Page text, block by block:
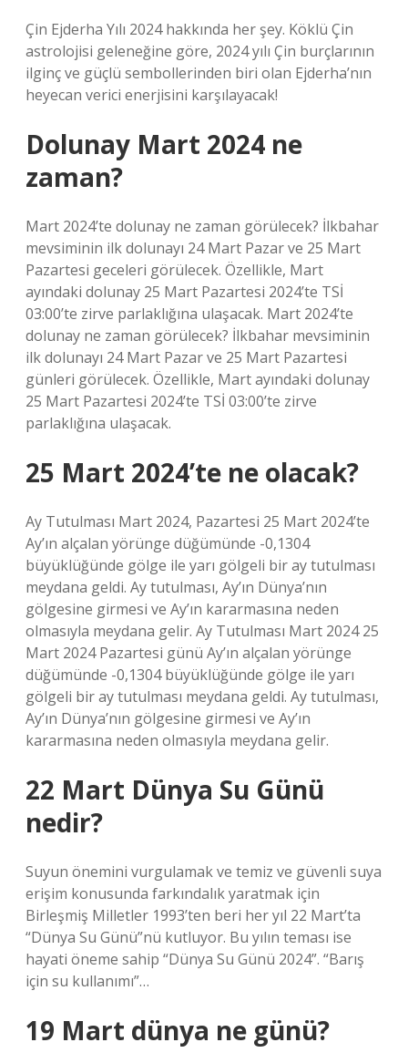
Çin Ejderha Yılı 2024 hakkında her şey. Köklü Çin
astrolojisi geleneğine göre, 2024 yılı Çin burçlarının
ilginç ve güçlü sembollerinden biri olan Ejderha’nın
heyecan verici enerjisini karşılayacak!
Dolunay Mart 2024 ne
zaman?
Mart 2024’te dolunay ne zaman görülecek? İlkbahar
mevsiminin ilk dolunayı 24 Mart Pazar ve 25 Mart
Pazartesi geceleri görülecek. Özellikle, Mart
ayındaki dolunay 25 Mart Pazartesi 2024’te TSİ
03:00’te zirve parlaklığına ulaşacak. Mart 2024’te
dolunay ne zaman görülecek? İlkbahar mevsiminin
ilk dolunayı 24 Mart Pazar ve 25 Mart Pazartesi
günleri görülecek. Özellikle, Mart ayındaki dolunay
25 Mart Pazartesi 2024’te TSİ 03:00’te zirve
parlaklığına ulaşacak.
25 Mart 2024’te ne olacak?
Ay Tutulması Mart 2024, Pazartesi 25 Mart 2024’te
Ay’ın alçalan yörünge düğümünde -0,1304
büyüklüğünde gölge ile yarı gölgeli bir ay tutulması
meydana geldi. Ay tutulması, Ay’ın Dünya’nın
gölgesine girmesi ve Ay’ın kararmasına neden
olmasıyla meydana gelir. Ay Tutulması Mart 2024 25
Mart 2024 Pazartesi günü Ay’ın alçalan yörünge
düğümünde -0,1304 büyüklüğünde gölge ile yarı
gölgeli bir ay tutulması meydana geldi. Ay tutulması,
Ay’ın Dünya’nın gölgesine girmesi ve Ay’ın
kararmasına neden olmasıyla meydana gelir.
22 Mart Dünya Su Günü
nedir?
Suyun önemini vurgulamak ve temiz ve güvenli suya
erişim konusunda farkındalık yaratmak için
Birleşmiş Milletler 1993’ten beri her yıl 22 Mart’ta
“Dünya Su Günü”nü kutluyor. Bu yılın teması ise
hayati öneme sahip “Dünya Su Günü 2024”. “Barış
için su kullanımı”…
19 Mart dünya ne günü?